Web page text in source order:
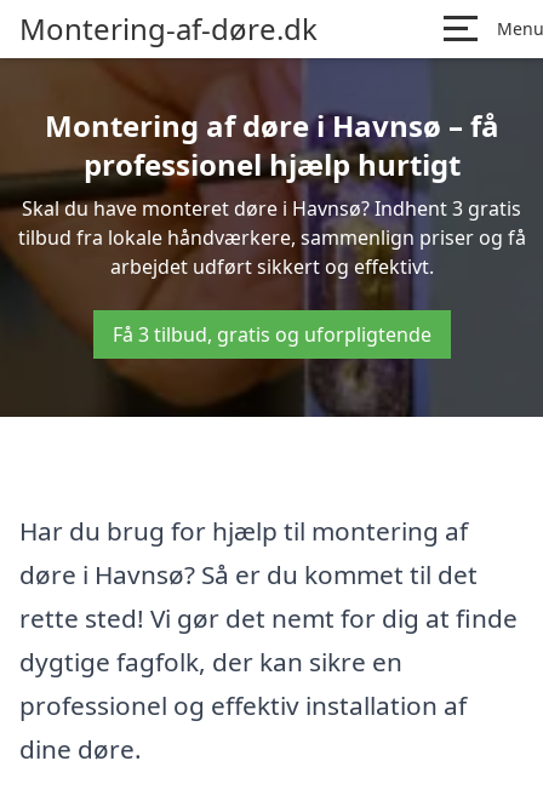
Montering-af-døre.dk Menu
Montering af døre i Havnsø – få
professionel hjælp hurtigt
Skal du have monteret døre i Havnsø? Indhent 3 gratis
tilbud fra lokale håndværkere, sammenlign priser og få
arbejdet udført sikkert og effektivt.
Få 3 tilbud, gratis og uforpligtende
Har du brug for hjælp til montering af
døre i Havnsø? Så er du kommet til det
rette sted! Vi gør det nemt for dig at finde
dygtige fagfolk, der kan sikre en
professionel og effektiv installation af
dine døre.